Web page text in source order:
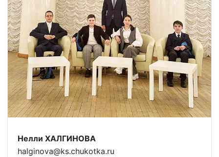
Нелли ХАЛГИНОВА
halginova@ks.chukotka.ru